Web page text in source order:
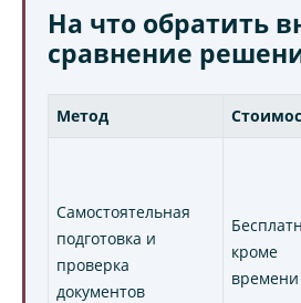
На что обратить
сравнение
Метод
Самостоятельная
подготовка и
проверка
документов
кроме
времени